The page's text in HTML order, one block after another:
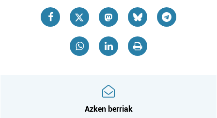
Azken berriak